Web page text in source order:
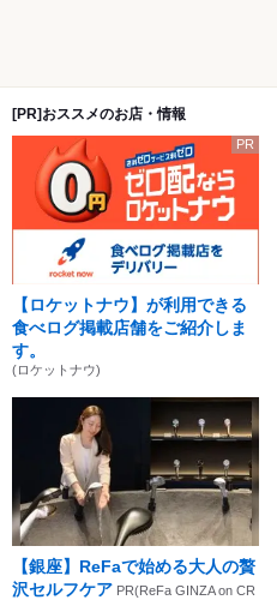
[PR]おススメのお店・情報
PR
【ロケットナウ】が利用できる
食べログ掲載店舗をご紹介しま
す。
(ロケットナウ)
【銀座】ReFaで始める大人の贅
沢セルフケア PR(ReFa GINZA on CR